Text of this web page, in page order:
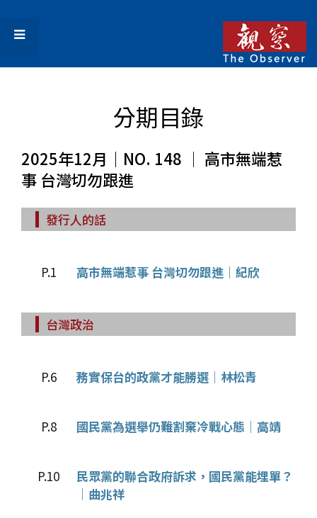
分期目錄
2025年12月｜NO. 148 │ 高市無端惹
事 台灣切勿跟進
發行人的話
P.1 高市無端惹事 台灣切勿跟進│紀欣
台灣政治
P.6 務實保台的政黨才能勝選│林松青
P.8 國民黨為選舉仍難割棄冷戰心態│高靖
P.10
民眾黨的聯合政府訴求，國民黨能埋單？
│曲兆祥